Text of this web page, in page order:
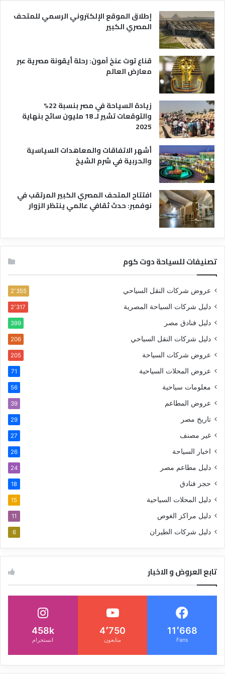
ر
ة
و
إطلاق الموقع الإلكتروني الرسمي للمتحف
المصري الكبير
قناع توت عنخ آمون: رحلة أيقونة مصرية عبر
معارض العالم
زيادة السياحة في مصر بنسبة 22%
والتوقعات تشير لـ 18 مليون سائح بنهاية
2025
أشهر الاتفاقات والمعاهدات السياسية
والحربية في شرم الشيخ
افتتاح المتحف المصري الكبير المرتقب في
نوفمبر: حدث ثقافي عالمي ينتظر الزوار
تصنيفات للسياحة دوت كوم
عروض شركات النقل السياحي 2٬355
دليل شركات السياحة المصرية 2٬317
دليل فنادق مصر 399
دليل شركات النقل السياحي 206
عروض شركات السياحة 205
عروض المحلات السياحية 71
معلومات سياحية 56
عروض المطاعم 39
تاريخ مصر 29
غير مصنف 27
اخبار السياحة 26
دليل مطاعم مصر 24
حجز فنادق 18
دليل المحلات السياحية 15
دليل مراكز الغوص 11
دليل شركات الطيران 6
تابع العروض و الاخبار
11٬668
Fans
4٬750
متابعون
458k
انستجرام